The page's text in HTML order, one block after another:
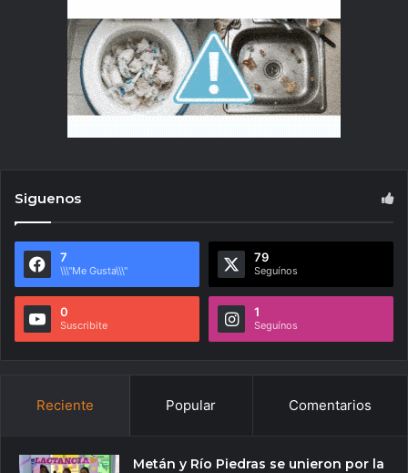
Siguenos
7
\\\"Me Gusta\\\"
79
Seguínos
0
Suscribite
1
Seguínos
Reciente Popular Comentarios
Metán y Río Piedras se unieron por la